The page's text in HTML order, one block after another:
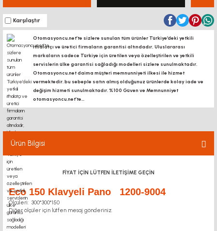
Karşılaştır
Otomasyoncu.net’te sizlere sunulan tüm ürünler Türkiye’deki yetkili
ithalatçı ve üretici firmaların garantisi altındadır, Uluslararası
markaların sadece Türkiye için üretilen veya özelleştirilen ve yetkili
servislerin ülke garantisi sağladığı modelleri sizlere sunulmaktadır.
Otomasyoncu.net daima müşteri memnunniyeti ilkesi ile hizmet
vermektedir. bu sebeple satın almış olduğunuz ürünlerde kolay iade ve
değişim hizmeti sunulmaktadır. %100 Güven ve Memnunniyet
otomasyoncu.net’te...
Ürün Bilgisi
FİYAT İÇİN LÜTFEN İLETİŞİME GEÇİN
Eco 150 Klavyeli Pano 1200-9004
Ölçüleri: 300*300*150
Diğer ölçüler için lütfen mesaj gönderiniz.